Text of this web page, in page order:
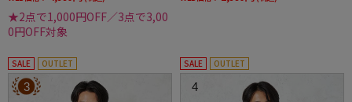
★2点で1,000円OFF／3点で3,00
0円OFF対象
SALE OUTLET
3
SALE OUTLET
4